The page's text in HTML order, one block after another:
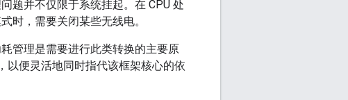
题并不仅限于系统挂起。在 CPU 处
时，需要关闭某些无线电。
管理是需要进行此类转换的主要原
以便灵活地同时指代该框架核心的依